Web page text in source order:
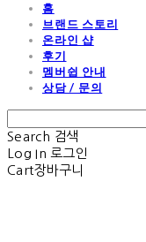
홈
브랜드 스토리
온라인 샵
후기
멤버쉽 안내
상담 / 문의
Search 검색
Log In 로그인
Cart장바구니